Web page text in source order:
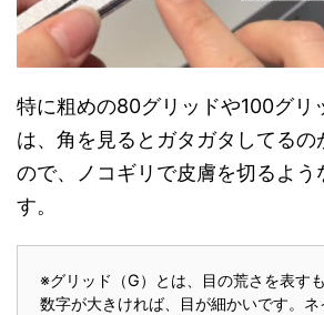
特に粗めの80グリッドや100グリ
は、角を見るとガタガタしてるの
ので、ノコギリで皮膚を切るよう
す。
※グリッド（G）とは、目の荒さを表すも
数字が大きければ、目が細かいです。